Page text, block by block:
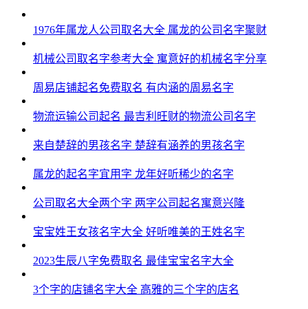
1976年属龙人公司取名大全 属龙的公司名字聚财
机械公司取名字参考大全 寓意好的机械名字分享
周易店铺起名免费取名 有内涵的周易名字
物流运输公司起名 最吉利旺财的物流公司名字
来自楚辞的男孩名字 楚辞有涵养的男孩名字
属龙的起名字宜用字 龙年好听稀少的名字
公司取名大全两个字 两字公司起名寓意兴隆
宝宝姓王女孩名字大全 好听唯美的王姓名字
2023生辰八字免费取名 最佳宝宝名字大全
3个字的店铺名字大全 高雅的三个字的店名